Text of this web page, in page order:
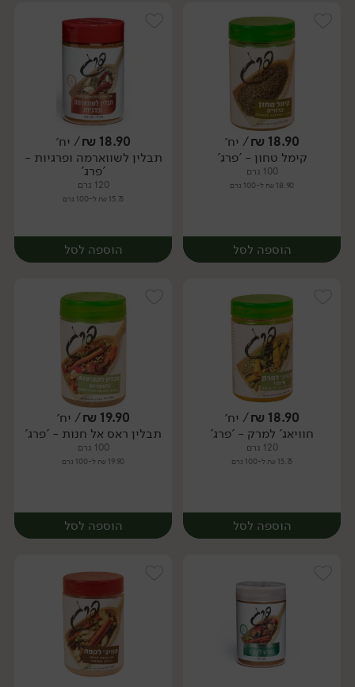
יח׳ יח׳
18.90
₪/ יח׳
קימל טחון - 'פרג'
100 גרם
18.90 ₪ ל-100 גרם
הוספה לסל
יח׳
18.90
₪/ יח׳
תבלין לשווארמה ופרגיות -
'פרג'
120 גרם
15.75 ₪ ל-100 גרם
הוספה לסל
יח׳
18.90
₪/ יח׳
חוויאג' למרק - 'פרג'
120 גרם
15.75 ₪ ל-100 גרם
הוספה לסל
19.90
₪/ יח׳
תבלין ראס אל חנות - 'פרג'
100 גרם
19.90 ₪ ל-100 גרם
הוספה לסל